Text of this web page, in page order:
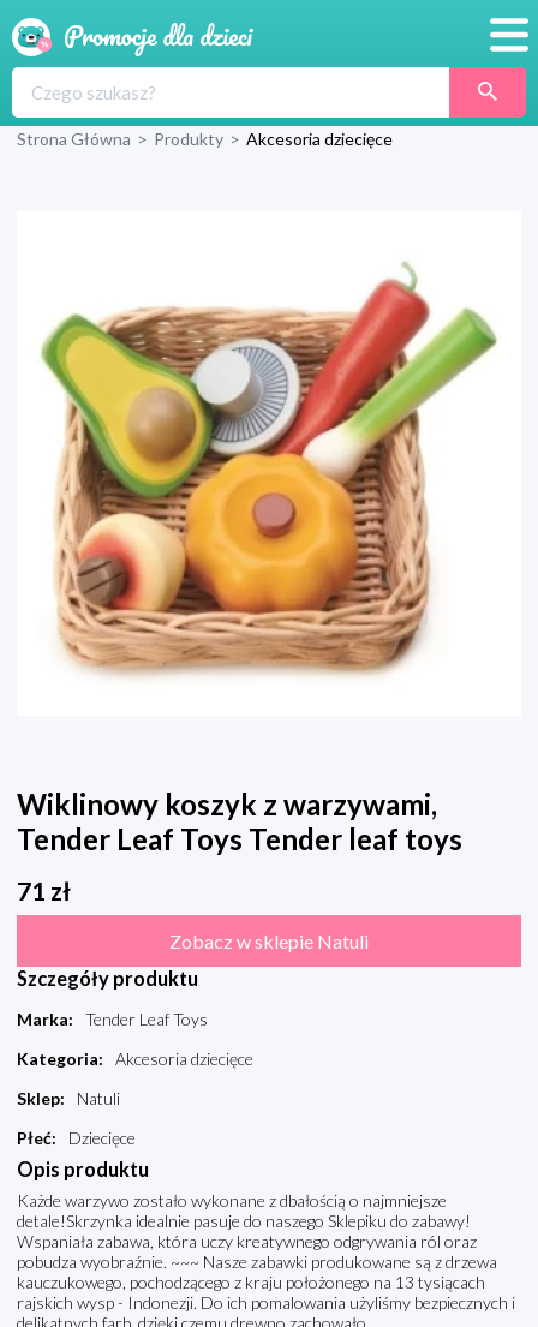
Produkty
Wyprawka
Strona Główna > Produkty > Akcesoria dziecięce
Wiklinowy koszyk z warzywami,
Tender Leaf Toys Tender leaf toys
71 zł
Zobacz w sklepie Natuli
Szczegóły produktu
Marka:
Tender Leaf Toys
Kategoria:
Akcesoria dziecięce
Sklep:
Natuli
Płeć: Dziecięce
Opis produktu
Każde warzywo zostało wykonane z dbałością o najmniejsze
detale!Skrzynka idealnie pasuje do naszego Sklepiku do zabawy!
Wspaniała zabawa, która uczy kreatywnego odgrywania ról oraz
pobudza wyobraźnie. ~~~ Nasze zabawki produkowane są z drzewa
kauczukowego, pochodzącego z kraju położonego na 13 tysiącach
rajskich wysp - Indonezji. Do ich pomalowania użyliśmy bezpiecznych i